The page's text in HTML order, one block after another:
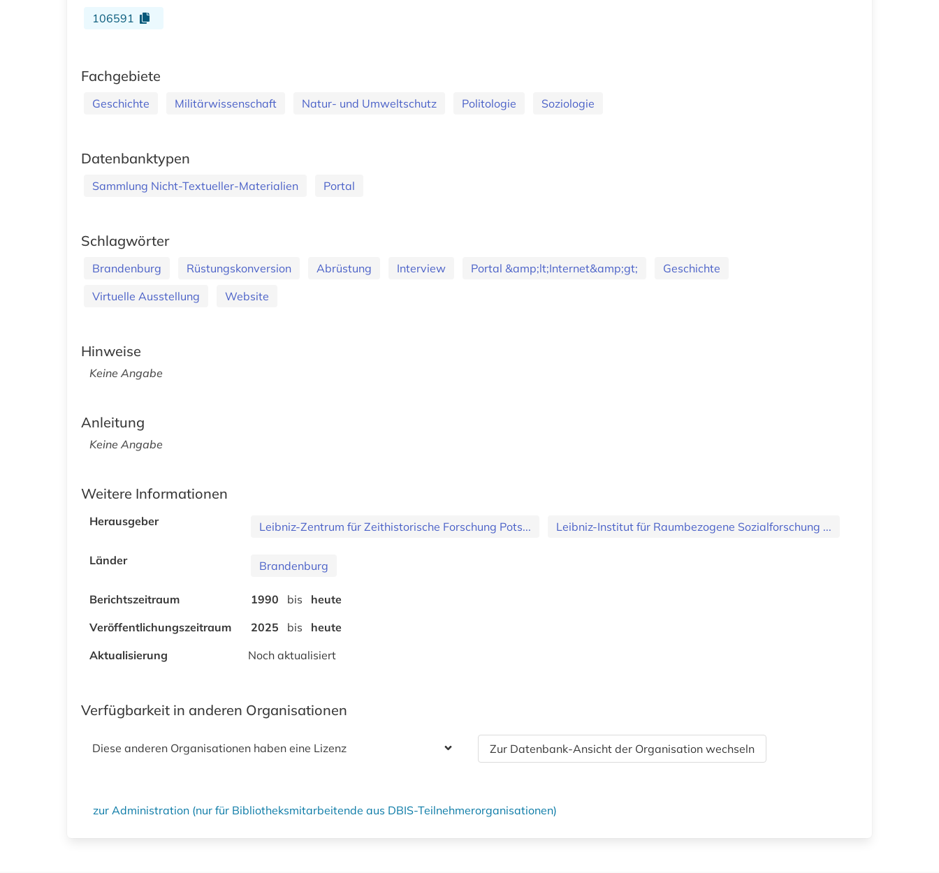
106591
Fachgebiete
Geschichte Militärwissenschaft Natur- und Umweltschutz Politologie Soziologie
Datenbanktypen
Sammlung Nicht-Textueller-Materialien Portal
Schlagwörter
Brandenburg Rüstungskonversion Abrüstung Interview Portal &amp;lt;Internet&amp;gt;
Geschichte
Virtuelle Ausstellung
Website
Hinweise
Keine Angabe
Anleitung
Keine Angabe
Weitere Informationen
Herausgeber Leibniz-Zentrum für Zeithistorische Forschung Pots... Leibniz-Institut für Raumbezogene Sozialforschung ...
Länder Brandenburg
Berichtszeitraum 1990 bis
heute
Veröffentlichungszeitraum
2025 bis
heute
Aktualisierung
Noch aktualisiert
Verfügbarkeit in anderen Organisationen
Diese anderen Organisationen haben eine Lizenz Zur Datenbank-Ansicht der Organisation wechseln
zur Administration (nur für Bibliotheksmitarbeitende aus DBIS-Teilnehmerorganisationen)